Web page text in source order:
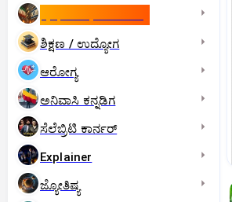
ಶಿಕ್ಷಣ / ಉದ್ಯೋಗ
ಆರೋಗ್ಯ
ಅನಿವಾಸಿ ಕನ್ನಡಿಗ
ಸೆಲೆಬ್ರಿಟಿ ಕಾರ್ನರ್‌
Explainer
ಜ್ಯೋತಿಷ್ಯ